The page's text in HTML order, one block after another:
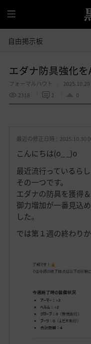
全
体
自由掲示板
エダナ防具強化
フォーマルハウト
2318
2 0
最近の修正日時 : 2025.10.30
こんにちは(o_ _)o
最近流行っているら
その一つです。
エダナの防具を獲得
御力増加が一番見込
した。
では第１週の終わり